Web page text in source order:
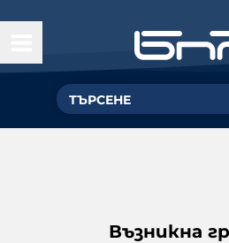
Възникна